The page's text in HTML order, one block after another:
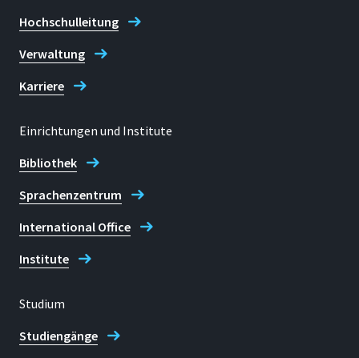
Hochschulleitung
Verwaltung
Karriere
Einrichtungen und Institute
Bibliothek
Sprachenzentrum
International Office
Institute
Studium
Studiengänge